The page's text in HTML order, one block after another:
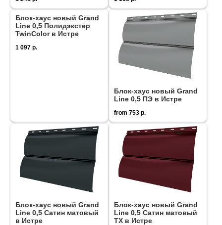
Блок-хаус новый Grand
Line 0,5 Полидэкстер
TwinColor в Истре
1 097 р.
Блок-хаус новый Grand
Line 0,5 ПЭ в Истре
from 753 р.
Блок-хаус новый Grand
Line 0,5 Сатин матовый
в Истре
Блок-хаус новый Grand
Line 0,5 Сатин матовый
ТХ в Истре